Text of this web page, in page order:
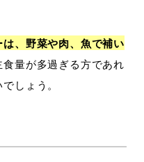
、野菜や肉、魚で補い
量が多過ぎる方であれ
しょう。